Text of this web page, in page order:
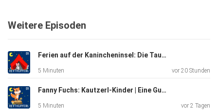
Weitere Episoden
Ferien auf der Kanincheninsel: Die Taufe | Eine Gute-Nacht-Geschichte ab 5 Jahren
5 Minuten vor 20 Stunden
Fanny Fuchs: Kautzerl-Kinder | Eine Gute-Nacht-Geschichte ab 5 Jahren / Mundart Oberbayern
5 Minuten vor 2 Tagen